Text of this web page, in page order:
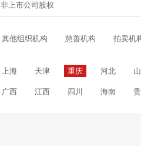
非上市公司股权
其他组织机构 慈善机构 拍卖机
上海 天津 重庆 河北
广西 江西 四川 海南